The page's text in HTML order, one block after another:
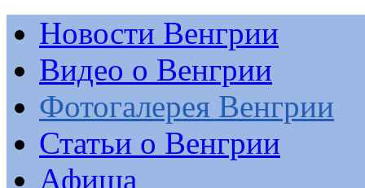
Новости Венгрии
Видео о Венгрии
Фотогалерея Венгрии
Статьи о Венгрии
Афиша